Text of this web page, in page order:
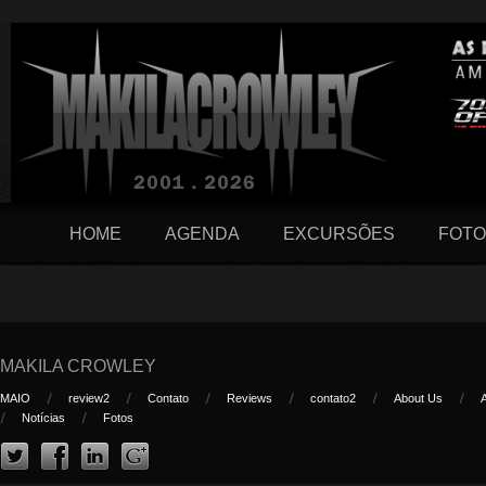
HOME AGENDA EXCURSÕES
MAKILA CROWLEY
MAIO review2 Contato Reviews contato2 About Us
Notícias
Fotos